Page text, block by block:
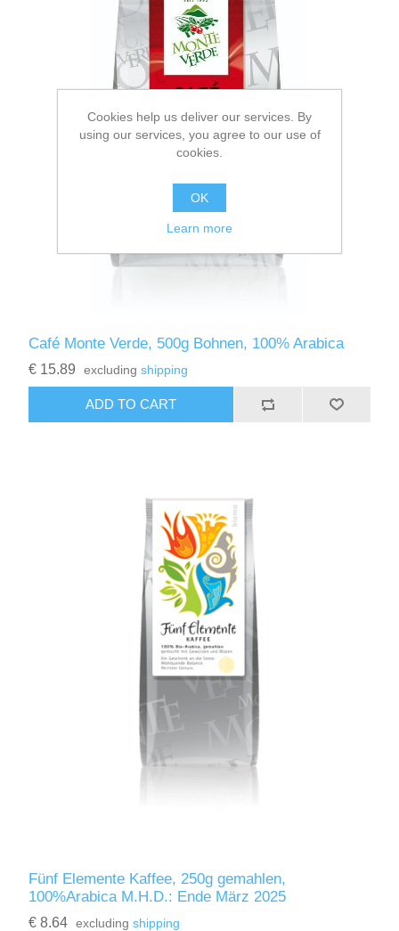
Café Monte Verde, 500g Bohnen, 100% Arabica
€ 15.89 excludingshipping
ADD TO CART
Fünf Elemente Kaffee, 250g gemahlen,
100%Arabica M.H.D.: Ende März 2025
€ 8.64 excludingshipping
Cookies help us deliver our services. By
using our services, you agree to our use of
cookies.
OK
Learn more